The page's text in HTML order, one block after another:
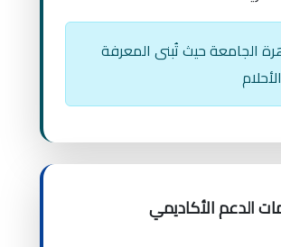
الجامعة حيث تُبنى المعرفة
الدعم الأكاديمي